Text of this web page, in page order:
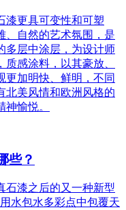
漆更具可变性和可塑
、自然的艺术氛围，是
多层中涂层，为设计师
感涂料，以其豪放、
更加明快、鲜明，不同
北美风情和欧洲风格的
愉悦。
些？
石漆之后的又一种新型
水包水多彩点中包覆天